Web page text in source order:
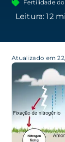
Fertilidade
Atualizado em